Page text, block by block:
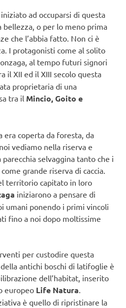
ad occuparsi di questa
bellezza, o per lo meno prima
che l’abbia fatto. Non ci è
I protagonisti come al solito
al tempo futuri signori
il XII ed il XIII secolo questa
proprietaria di una
tra il Mincio, Goito e
era coperta da foresta, da
vediamo nella riserva e
selvaggina tanto che i
grande riserva di caccia.
territorio capitato in loro
iniziarono a pensare di
umani ponendo i primi vincoli
fino a noi dopo moltissime
per custodire questa
antichi boschi di latifoglie è
dell’habitat, inserito
europeo Life Natura
è quello di ripristinare la